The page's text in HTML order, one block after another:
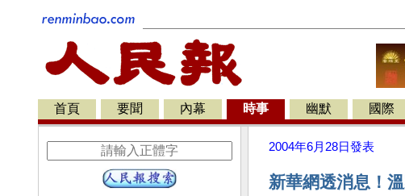
首頁 要聞 內幕 時事 幽默 國際
2004年6月28日發表
新華網透消息！